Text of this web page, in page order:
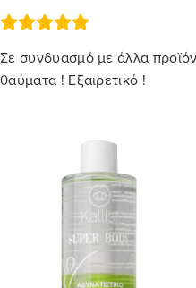
Σε συνδυασμό με άλλα
θαύματα ! Εξαιρετικό !